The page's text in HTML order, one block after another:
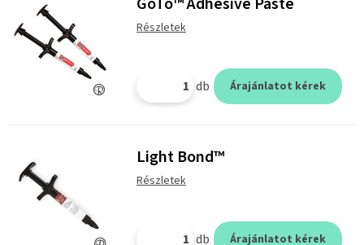
Részletek
db Árajánlatot kérek
Light Bond™
Részletek
db Árajánlatot kérek